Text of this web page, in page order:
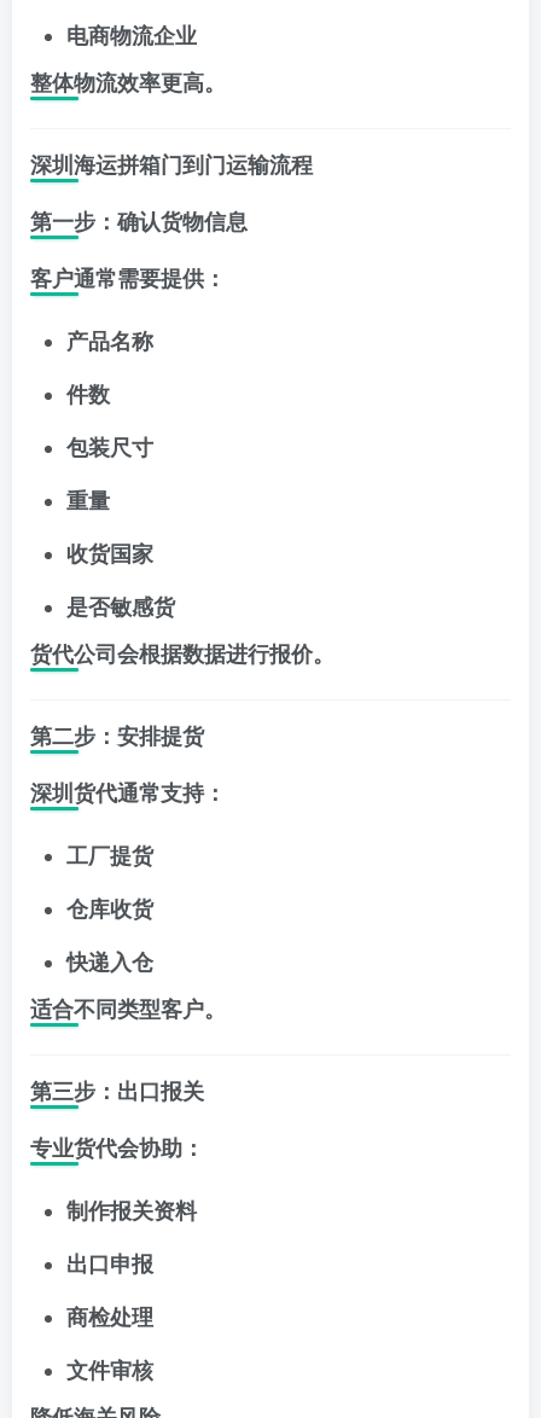
电商物流企业
整体物流效率更高。
深圳海运拼箱门到门运输流程
第一步：确认货物信息
客户通常需要提供：
产品名称
件数
包装尺寸
重量
收货国家
是否敏感货
货代公司会根据数据进行报价。
第二步：安排提货
深圳货代通常支持：
工厂提货
仓库收货
快递入仓
适合不同类型客户。
第三步：出口报关
专业货代会协助：
制作报关资料
出口申报
商检处理
文件审核